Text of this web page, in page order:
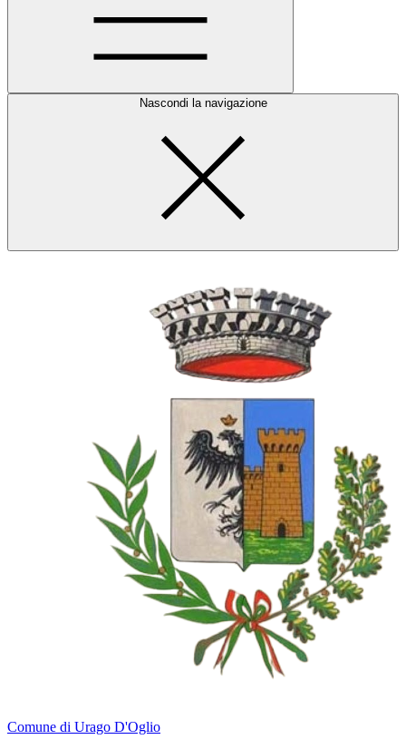
Nascondi la navigazione
Comune di Urago D'Oglio